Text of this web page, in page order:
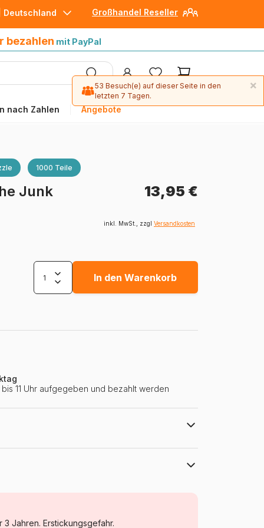
Großhandel Reseller
Deutschland
bezahlen mit PayPal
nach Zahlen Angebote
1000 Teile
Junk
13,95 €
inkl. MwSt., zzgl Versandkosten
In den Warenkorb
11 Uhr aufgegeben und bezahlt werden
Jahren. Erstickungsgefahr.
×
53 Besuch(e) auf dieser Seite in den
letzten 7 Tagen.